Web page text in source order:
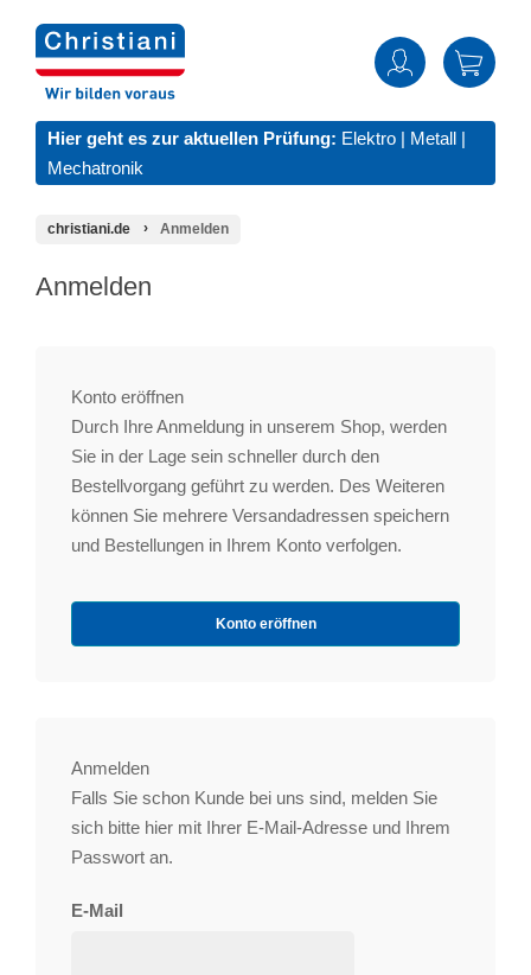
Hier geht es zur aktuellen Prüfung: Elektro | Metall |
Mechatronik
christiani.de Anmelden
Anmelden
Konto eröffnen
Durch Ihre Anmeldung in unserem Shop, werden
Sie in der Lage sein schneller durch den
Bestellvorgang geführt zu werden. Des Weiteren
können Sie mehrere Versandadressen speichern
und Bestellungen in Ihrem Konto verfolgen.
Konto eröffnen
Anmelden
Falls Sie schon Kunde bei uns sind, melden Sie
sich bitte hier mit Ihrer E-Mail-Adresse und Ihrem
Passwort an.
E-Mail